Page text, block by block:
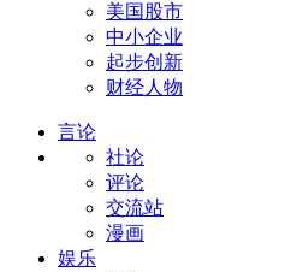
美国股市
中小企业
起步创新
财经人物
言论
社论
评论
交流站
漫画
娱乐